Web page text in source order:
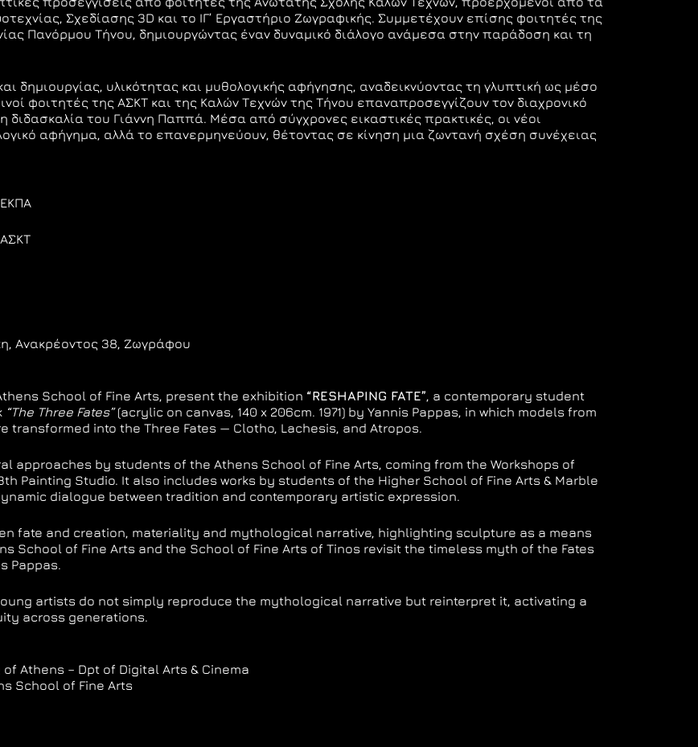
Σχεδίασης 3D και το ΙΓ’ Εργαστήριο Ζωγραφικής. Συμμετέχουν επίσης φοιτητές της
Πανόρμου Τήνου, δημιουργώντας έναν δυναμικό διάλογο ανάμεσα στην παράδοση και τη
δημιουργίας, υλικότητας και μυθολογικής αφήγησης, αναδεικνύοντας τη γλυπτική ως μέσο
φοιτητές της ΑΣΚΤ και της Καλών Τεχνών της Τήνου επαναπροσεγγίζουν τον διαχρονικό
διδασκαλία του Γιάννη Παππά. Μέσα από σύγχρονες εικαστικές πρακτικές, οι νέοι
αφήγημα, αλλά το επανερμηνεύουν, θέτοντας σε κίνηση μια ζωντανή σχέση συνέχειας
Ανακρέοντος 38, Ζωγράφου
School of Fine Arts, present the exhibition “RESHAPING FATE”, a contemporary student
“The Three Fates”(acrylic on canvas, 140 x 206cm. 1971) by Yannis Pappas, in which models from
transformed into the Three Fates — Clotho, Lachesis, and Atropos.
approaches by students of the Athens School of Fine Arts, coming from the Workshops of
Painting Studio. It also includes works by students of the Higher School of Fine Arts & Marble
dialogue between tradition and contemporary artistic expression.
fate and creation, materiality and mythological narrative, highlighting sculpture as a means
School of Fine Arts and the School of Fine Arts of Tinos revisit the timeless myth of the Fates
Pappas.
artists do not simply reproduce the mythological narrative but reinterpret it, activating a
across generations.
Athens – Dpt of Digital Arts & Cinema
School of Fine Arts